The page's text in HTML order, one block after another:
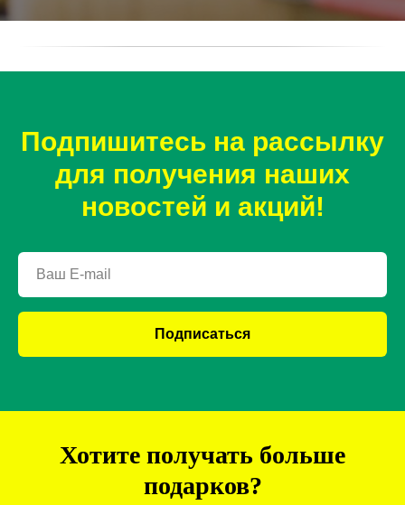
Подпишитесь на рассылку
для получения наших
новостей и акций!
Подписаться
Хотите получать больше
подарков?